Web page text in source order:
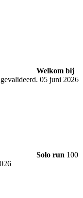
Welkom bij
05 juni 2026
Solo run 100